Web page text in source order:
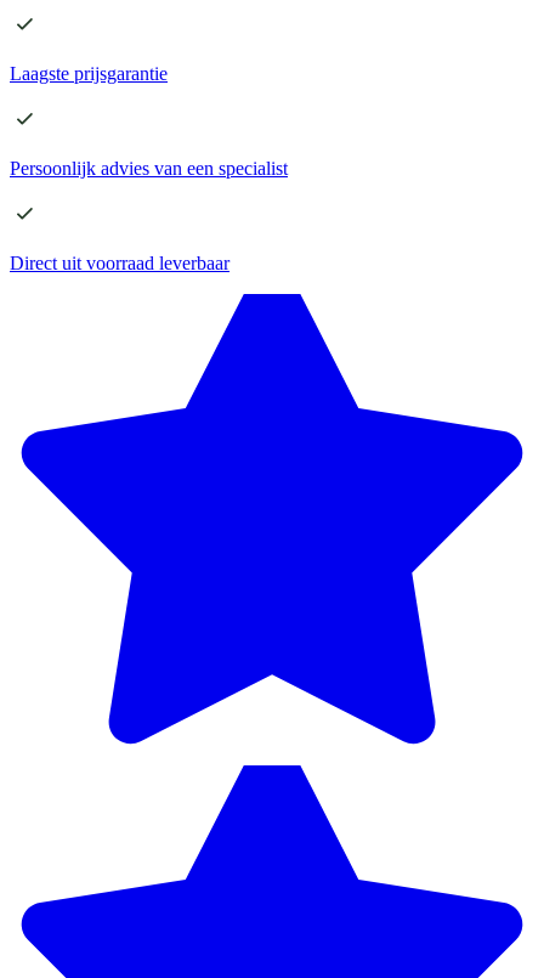
Laagste prijsgarantie
Persoonlijk advies van een specialist
Direct uit voorraad leverbaar